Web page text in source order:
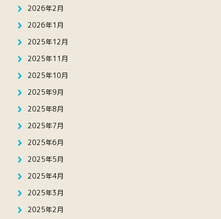
2026年2月
2026年1月
2025年12月
2025年11月
2025年10月
2025年9月
2025年8月
2025年7月
2025年6月
2025年5月
2025年4月
2025年3月
2025年2月